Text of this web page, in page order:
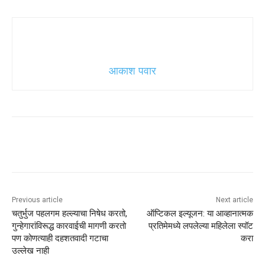
आकाश पवार
Previous article
चतुर्भुज पहलगम हल्ल्याचा निषेध करतो,
गुन्हेगारांविरूद्ध कारवाईची मागणी करतो
पण कोणत्याही दहशतवादी गटाचा
उल्लेख नाही
Next article
ऑप्टिकल इल्यूजन: या आव्हानात्मक
प्रतिमेमध्ये लपलेल्या महिलेला स्पॉट
करा